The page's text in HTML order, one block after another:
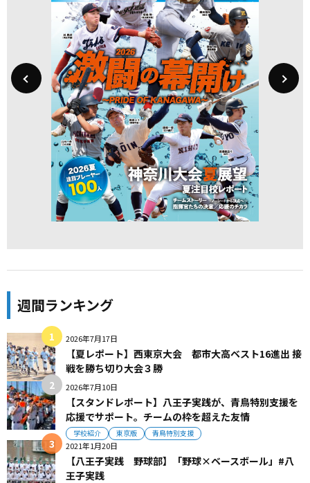
週間ランキング
2026年7月17日
【夏レポート】西東京大会 都市大高ベスト16進出 接
戦を勝ち切り大会３勝
2026年7月10日
【スタンドレポート】八王子実践が、青鳥特別支援を
応援でサポート。チームの枠を超えた友情
学校紹介 東京版 青鳥特別支援
2021年1月20日
【八王子実践 野球部】「野球×ベースボール」#八
王子実践